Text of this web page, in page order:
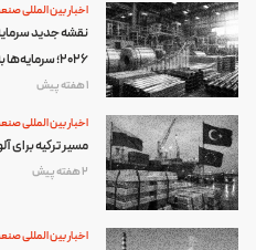
اخبار بین المللی
نقشه جدید
۲۰۲۶؛ سرمایه‌ها به کدام بخش‌ها می‌روند؟
1 هفته پیش
اخبار بین المللی
مسیر ترکیه برای
2 هفته پیش
اخبار بین المللی